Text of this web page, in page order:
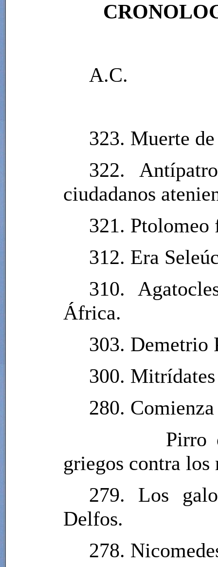
A.C.
323. Muerte
322.
ciudadanos
321. Ptolomeo
312. Era
310.
África.
303. Demetrio
300.
280.
Pirro
griegos contra los
279. Los
Delfos.
278.